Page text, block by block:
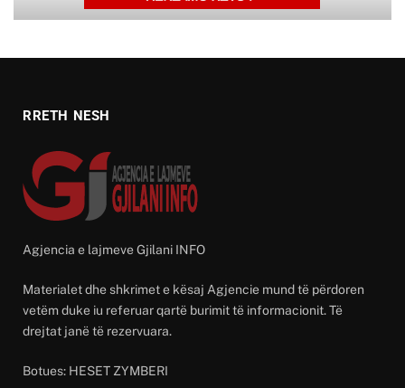
RRETH NESH
Agjencia e lajmeve Gjilani INFO
Materialet dhe shkrimet e kësaj Agjencie mund të përdoren
vetëm duke iu referuar qartë burimit të informacionit. Të
drejtat janë të rezervuara.
Botues: HESET ZYMBERI